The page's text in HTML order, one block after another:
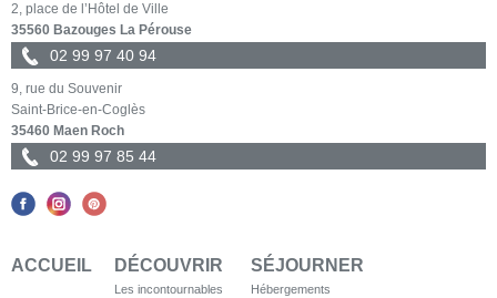
2, place de l’Hôtel de Ville
35560 Bazouges La Pérouse
02 99 97 40 94
9, rue du Souvenir
Saint-Brice-en-Coglès
35460 Maen Roch
02 99 97 85 44
ACCUEIL DÉCOUVRIR
Les incontournables
SÉJOURNER
Hébergements